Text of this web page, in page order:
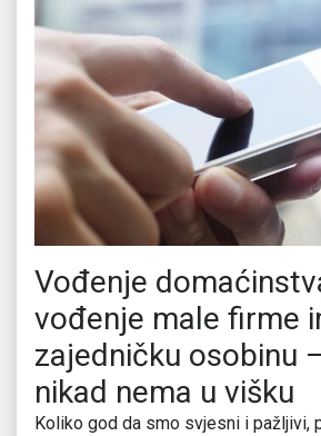
Vođenje
vođenje male firme
zajedničku osobinu
nikad nema u višku
Koliko god da smo svjesni i pažljivi,